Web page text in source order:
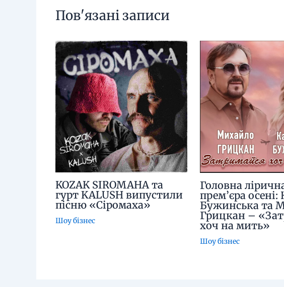
Пов'язані записи
KOZAK SIROMAHA та
гурт KALUSH випустили
пісню «Сіромаха»
Шоу бізнес
Головна
прем’єра осені:
Бужинська та
Грицкан –
хоч на мить»
Шоу бізнес